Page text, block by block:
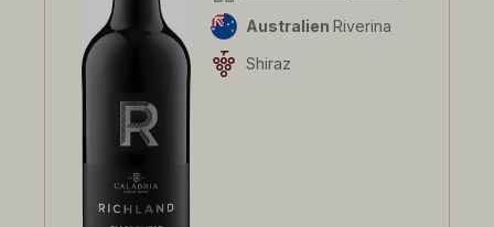
Australien Riverina
Shiraz